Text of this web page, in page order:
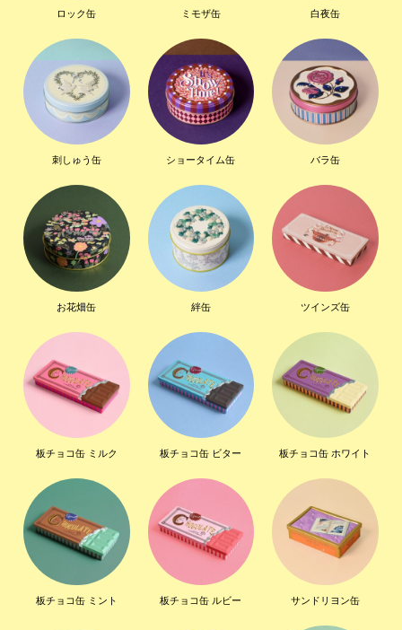
ロック缶 ミモザ缶 白夜缶
刺しゅう缶 ショータイム缶 バラ缶
お花畑缶 絆缶 ツインズ缶
板チョコ缶 ミルク 板チョコ缶 ビター 板チョコ缶 ホワイト
板チョコ缶 ミント 板チョコ缶 ルビー サンドリヨン缶